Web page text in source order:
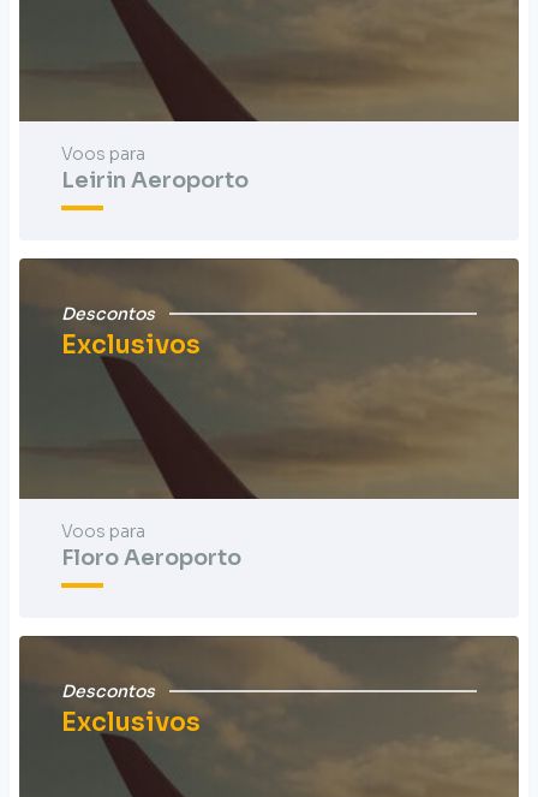
Voos para
Leirin Aeroporto
Descontos
Exclusivos
Voos para
Floro Aeroporto
Descontos
Exclusivos